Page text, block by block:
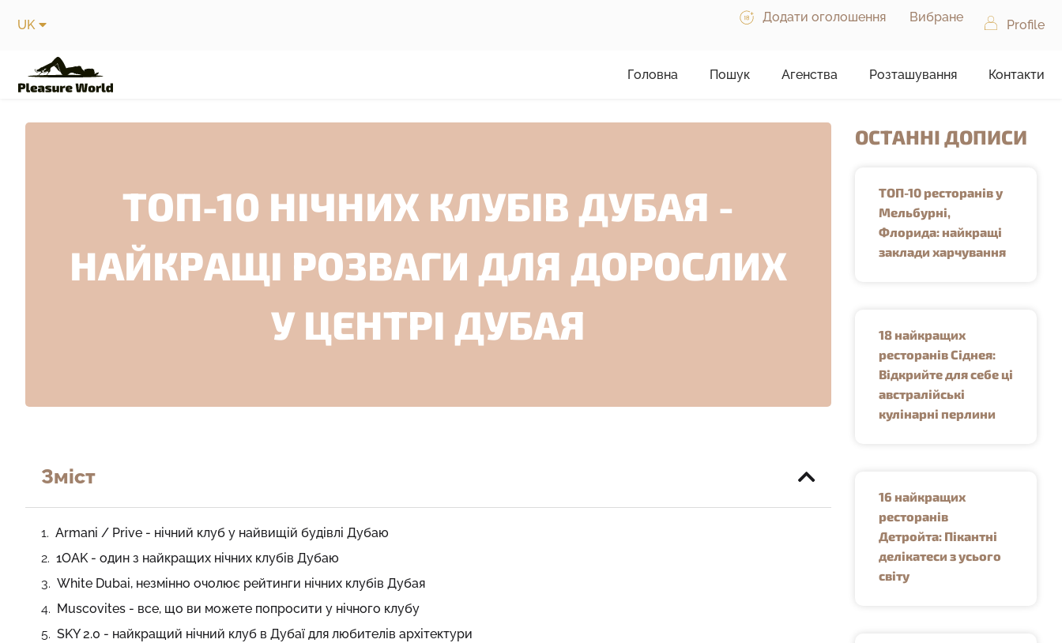
UK
Додати оголошення Вибране
Profile
Головна Пошук Агенства Розташування Контакти
ТОП-10 НІЧНИХ КЛУБІВ ДУБАЯ -
НАЙКРАЩІ РОЗВАГИ ДЛЯ ДОРОСЛИХ
У ЦЕНТРІ ДУБАЯ
Зміст
Armani / Prive - нічний клуб у найвищій будівлі Дубаю
1OAK - один з найкращих нічних клубів Дубаю
White Dubai, незмінно очолює рейтинги нічних клубів Дубая
Muscovites - все, що ви можете попросити у нічного клубу
SKY 2.0 - найкращий нічний клуб в Дубаї для любителів архітектури
ОСТАННІ ДОПИСИ
ТОП-10 ресторанів у
Мельбурні,
Флорида: найкращі
заклади харчування
18 найкращих
ресторанів Сіднея:
Відкрийте для себе ці
австралійські
кулінарні перлини
16 найкращих
ресторанів
Детройта: Пікантні
делікатеси з усього
світу